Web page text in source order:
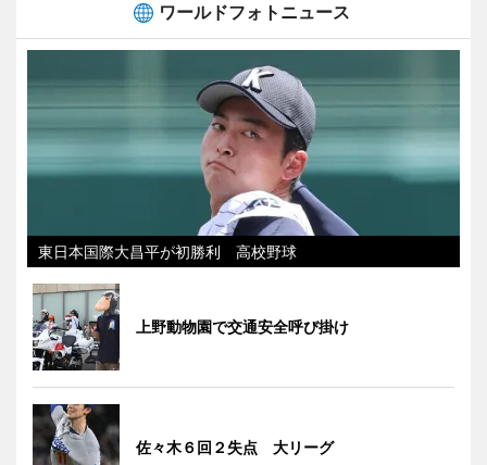
ワールドフォトニュース
東日本国際大昌平が初勝利 高校野球
上野動物園で交通安全呼び掛け
佐々木６回２失点 大リーグ